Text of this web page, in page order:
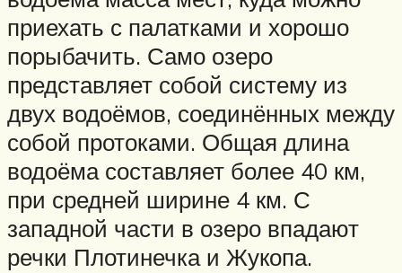
приехать с палатками и хорошо
порыбачить. Само озеро
представляет собой систему из
двух водоёмов, соединённых между
собой протоками. Общая длина
водоёма составляет более 40 км,
при средней ширине 4 км. С
западной части в озеро впадают
речки Плотинечка и Жукопа.